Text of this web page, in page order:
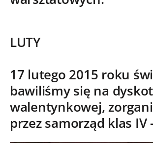
LUTY
17 lutego 2015 roku
bawiliśmy się na
walentynkowej,
przez samorząd klas IV